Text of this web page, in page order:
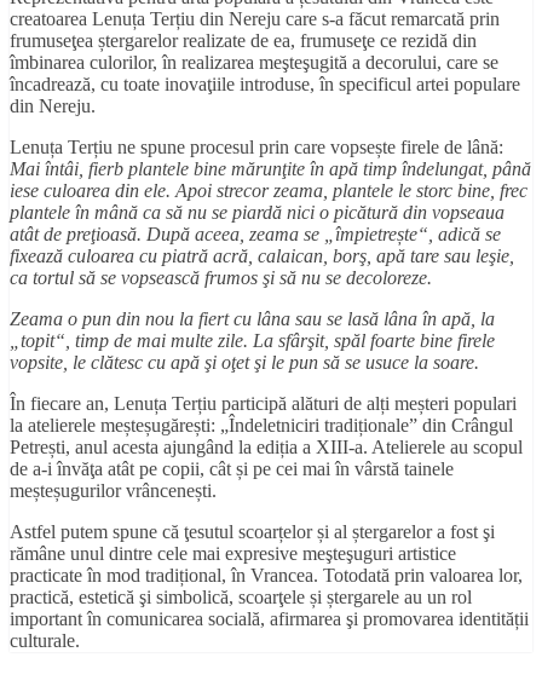
creatoarea Lenuța Terțiu din Nereju care s-a făcut remarcată prin
frumuseţea ștergarelor realizate de ea, frumuseţe ce rezidă din
îmbinarea culorilor, în realizarea meşteşugită a decorului, care se
încadrează, cu toate inovaţiile introduse, în specificul artei populare
din Nereju.
Lenuța Terțiu ne spune procesul prin care vopsește firele de lână:
Mai întâi, fierb plantele bine mărunţite în apă timp îndelungat, până
iese culoarea din ele. Apoi strecor zeama, plantele le storc bine, frec
plantele în mână ca să nu se piardă nici o picătură din vopseaua
atât de preţioasă. După aceea, zeama se „împietrește“, adică se
fixează culoarea cu piatră acră, calaican, borş, apă tare sau leşie,
ca tortul să se vopsească frumos şi să nu se decoloreze.
Zeama o pun din nou la fiert cu lâna sau se lasă lâna în apă, la
„topit“, timp de mai multe zile. La sfârşit, spăl foarte bine firele
vopsite, le clătesc cu apă şi oţet şi le pun să se usuce la soare.
În fiecare an, Lenuța Terțiu participă alături de alți meșteri populari
la atelierele meșteșugărești: „Îndeletniciri tradiționale” din Crângul
Petrești, anul acesta ajungând la ediția a XIII-a. Atelierele au scopul
de a-i învăţa atât pe copii, cât și pe cei mai în vârstă tainele
meșteșugurilor vrâncenești.
Astfel putem spune că ţesutul scoarțelor și al ștergarelor a fost şi
rămâne unul dintre cele mai expresive meşteşuguri artistice
practicate în mod tradițional, în Vrancea. Totodată prin valoarea lor,
practică, estetică şi simbolică, scoarţele și ștergarele au un rol
important în comunicarea socială, afirmarea şi promovarea identității
culturale.